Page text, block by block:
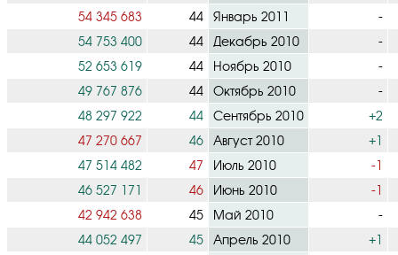
54 345 683
44 Январь 2011
-
54 753 400
44 Декабрь 2010
-
52 653 619
44 Ноябрь 2010
-
49 767 876
44 Октябрь 2010
-
48 297 922
44 Сентябрь 2010
+2
47 270 667
46 Август 2010
+1
47 514 482
47 Июль 2010
-1
46 527 171
46 Июнь 2010
-1
42 942 638
45 Май 2010
-
44 052 497
45 Апрель 2010 +1